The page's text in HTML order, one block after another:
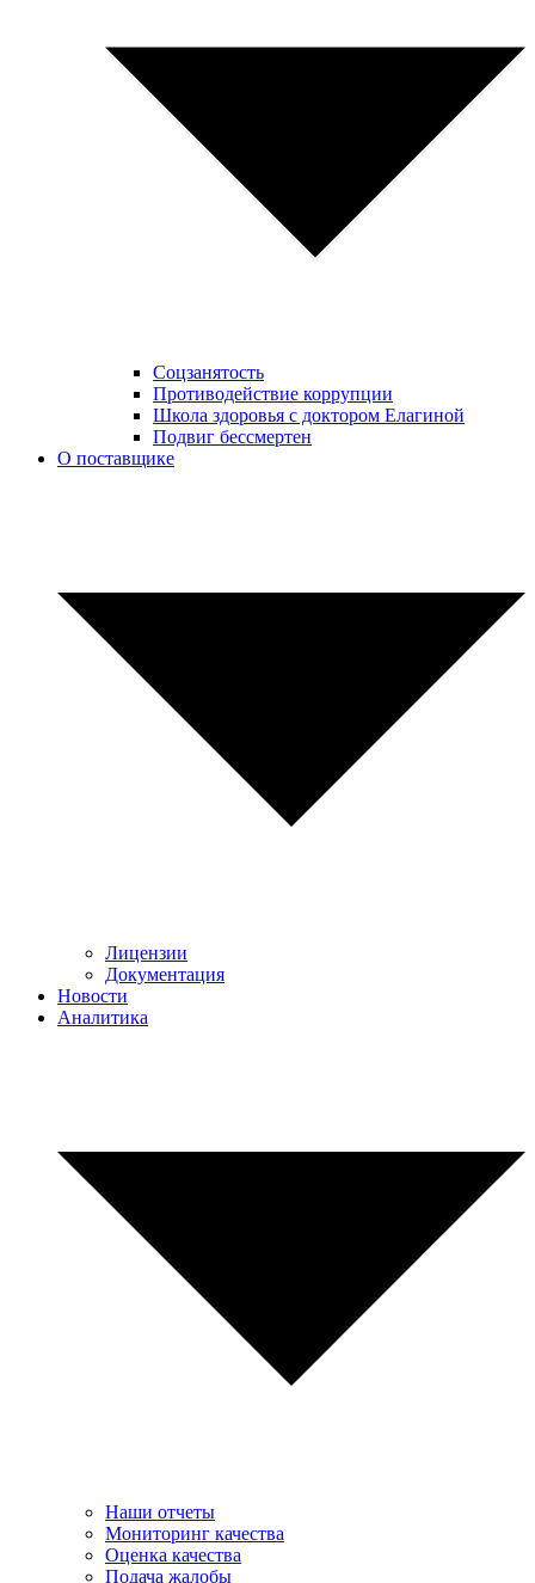
Соцзанятость
Противодействие коррупции
Школа здоровья с доктором Елагиной
Подвиг бессмертен
О поставщике
Лицензии
Документация
Новости
Аналитика
Наши отчеты
Мониторинг качества
Оценка качества
Подача жалобы